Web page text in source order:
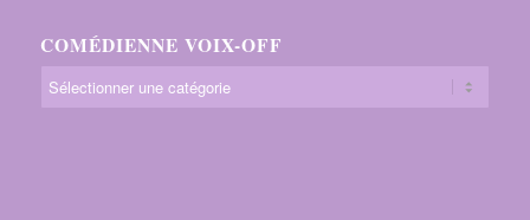
COMÉDIENNE VOIX-OFF